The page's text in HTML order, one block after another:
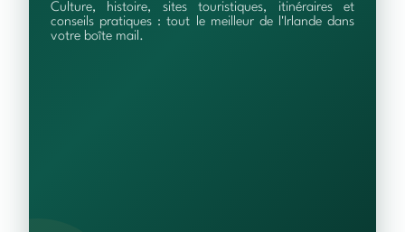
Culture, histoire, sites touristiques, itinéraires et
conseils pratiques : tout le meilleur de l'Irlande dans
votre boîte mail.